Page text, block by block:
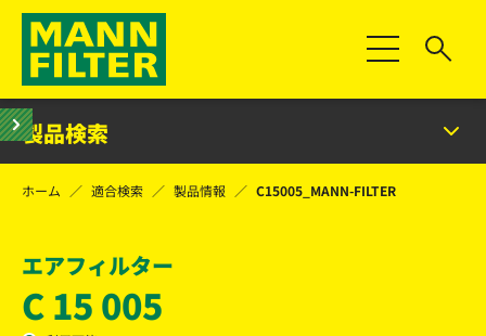
Toggle
製品検索
ホーム 適合検索 製品情報 C15005_MANN-FILTER
エアフィルター
C 15 005